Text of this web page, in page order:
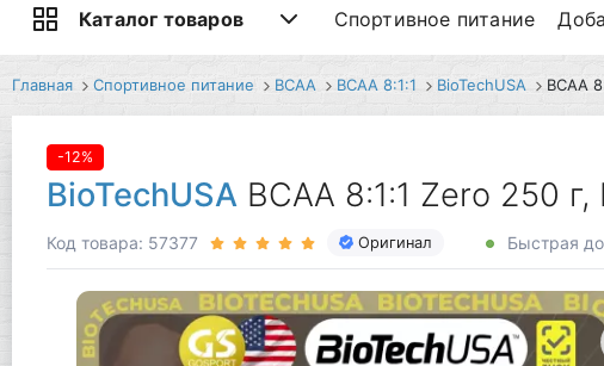
Каталог товаров Спортивное питание
Главная Спортивное питание BCAA BCAA 8:1:1 BioTechUSA BCAA
-12%
BioTechUSA BCAA 8:1:1 Zero 250
Код товара: 57377 Оригинал Быстрая